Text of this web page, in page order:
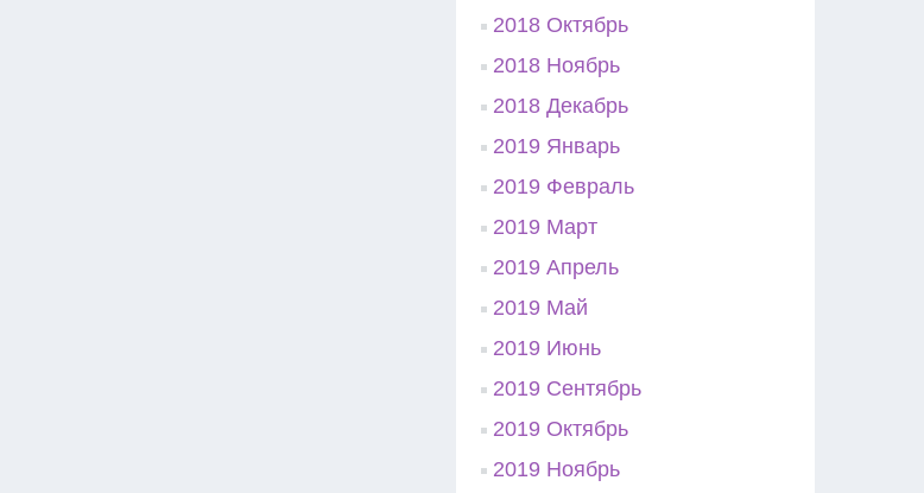
2018 Октябрь
2018 Ноябрь
2018 Декабрь
2019 Январь
2019 Февраль
2019 Март
2019 Апрель
2019 Май
2019 Июнь
2019 Сентябрь
2019 Октябрь
2019 Ноябрь